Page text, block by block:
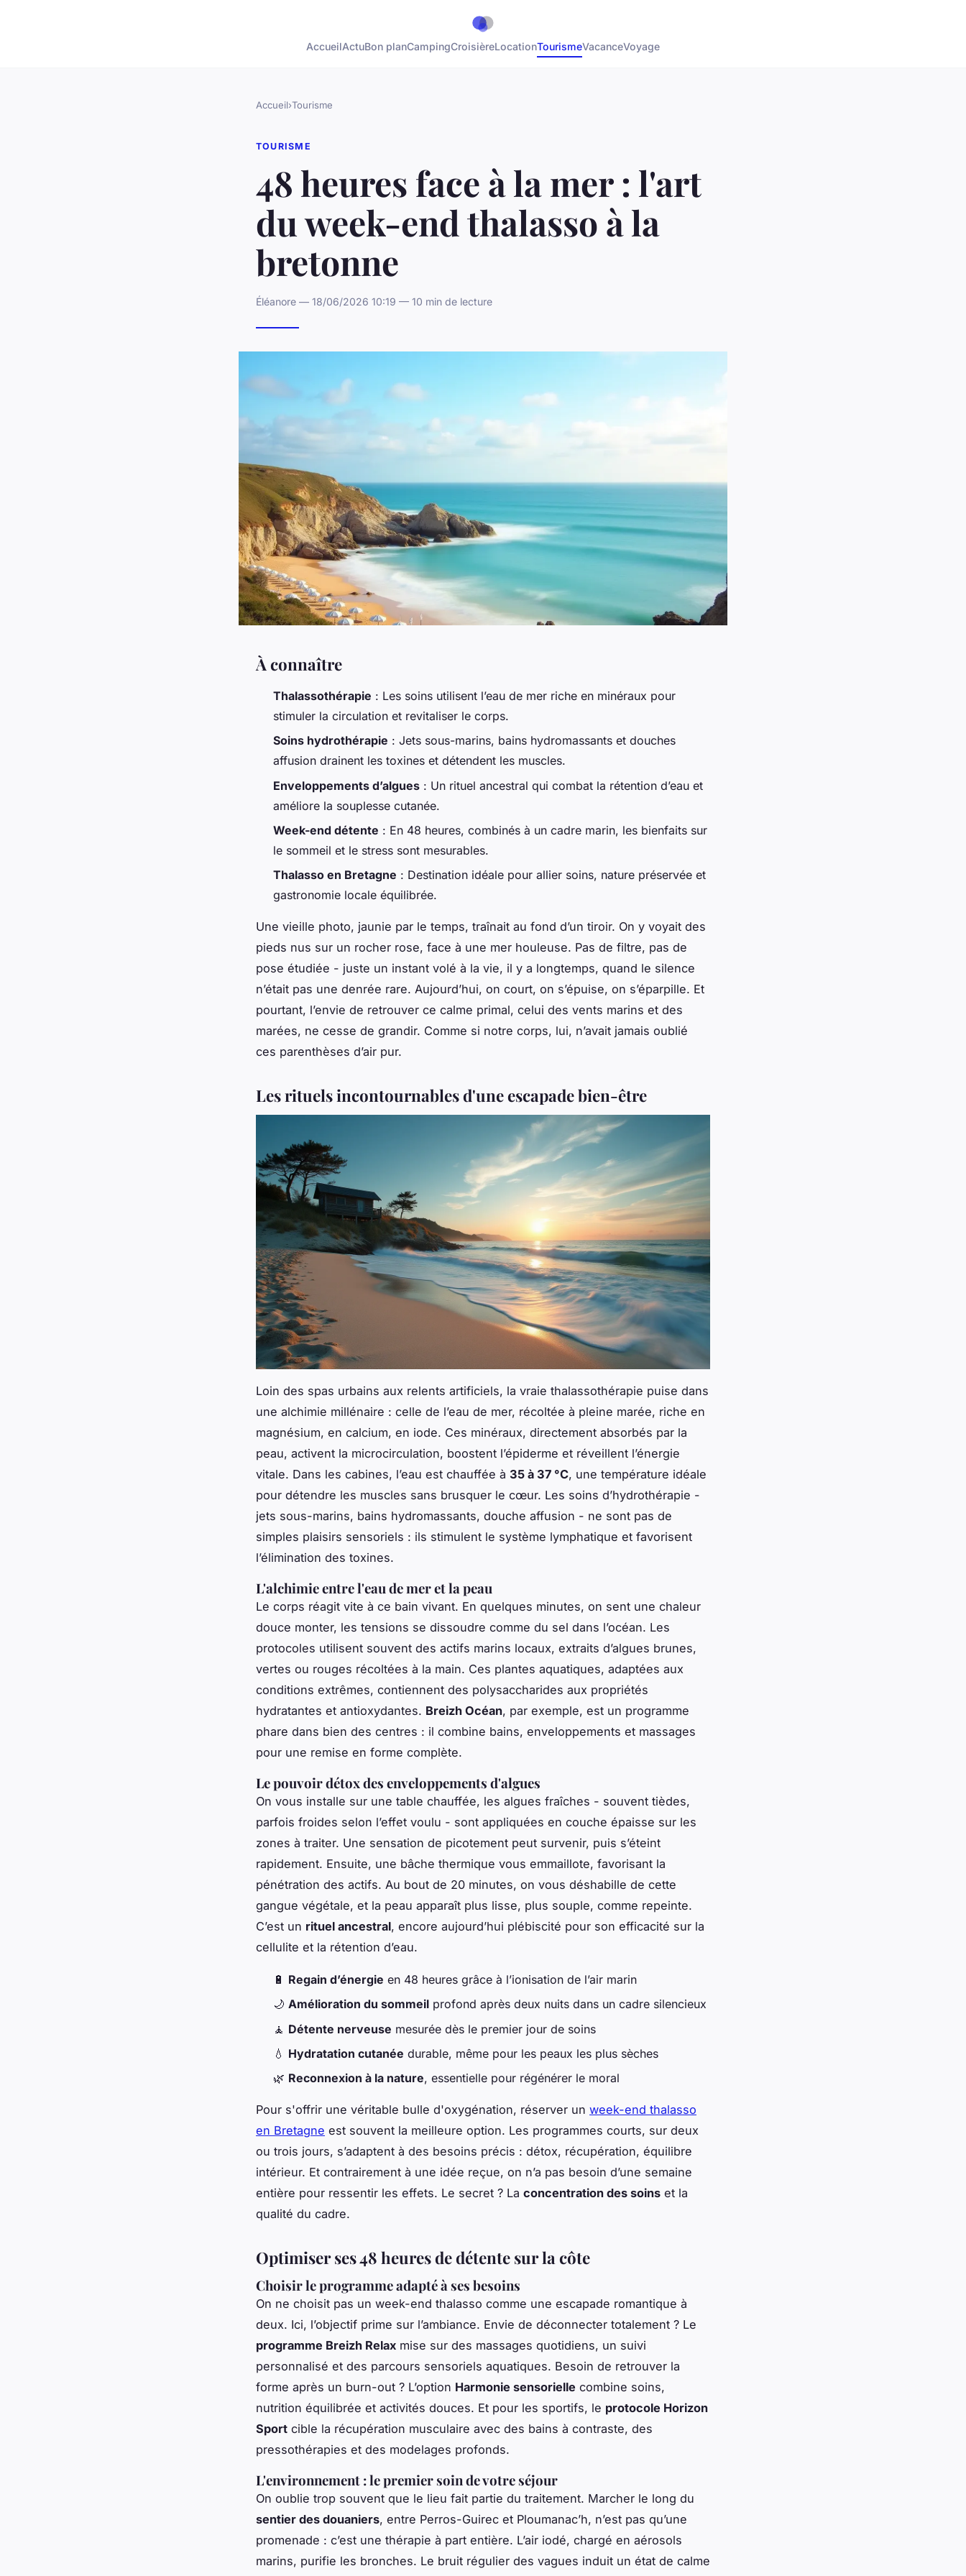
AccueilActuBon planCampingCroisièreLocationTourismeVacanceVoyage
Accueil›Tourisme
TOURISME
48 heures face à la mer : l'art
du week-end thalasso à la
bretonne
Éléanore — 18/06/2026 10:19 — 10 min de lecture
À connaître
Thalassothérapie : Les soins utilisent l’eau de mer riche en minéraux pour
stimuler la circulation et revitaliser le corps.
Soins hydrothérapie : Jets sous-marins, bains hydromassants et douches
affusion drainent les toxines et détendent les muscles.
Enveloppements d’algues : Un rituel ancestral qui combat la rétention d’eau et
améliore la souplesse cutanée.
Week-end détente : En 48 heures, combinés à un cadre marin, les bienfaits sur
le sommeil et le stress sont mesurables.
Thalasso en Bretagne : Destination idéale pour allier soins, nature préservée et
gastronomie locale équilibrée.
Une vieille photo, jaunie par le temps, traînait au fond d’un tiroir. On y voyait des
pieds nus sur un rocher rose, face à une mer houleuse. Pas de filtre, pas de
pose étudiée - juste un instant volé à la vie, il y a longtemps, quand le silence
n’était pas une denrée rare. Aujourd’hui, on court, on s’épuise, on s’éparpille. Et
pourtant, l’envie de retrouver ce calme primal, celui des vents marins et des
marées, ne cesse de grandir. Comme si notre corps, lui, n’avait jamais oublié
ces parenthèses d’air pur.
Les rituels incontournables d'une escapade bien-être
Loin des spas urbains aux relents artificiels, la vraie thalassothérapie puise dans
une alchimie millénaire : celle de l’eau de mer, récoltée à pleine marée, riche en
magnésium, en calcium, en iode. Ces minéraux, directement absorbés par la
peau, activent la microcirculation, boostent l’épiderme et réveillent l’énergie
vitale. Dans les cabines, l’eau est chauffée à 35 à 37 °C, une température idéale
pour détendre les muscles sans brusquer le cœur. Les soins d’hydrothérapie -
jets sous-marins, bains hydromassants, douche affusion - ne sont pas de
simples plaisirs sensoriels : ils stimulent le système lymphatique et favorisent
l’élimination des toxines.
L'alchimie entre l'eau de mer et la peau
Le corps réagit vite à ce bain vivant. En quelques minutes, on sent une chaleur
douce monter, les tensions se dissoudre comme du sel dans l’océan. Les
protocoles utilisent souvent des actifs marins locaux, extraits d’algues brunes,
vertes ou rouges récoltées à la main. Ces plantes aquatiques, adaptées aux
conditions extrêmes, contiennent des polysaccharides aux propriétés
hydratantes et antioxydantes. Breizh Océan, par exemple, est un programme
phare dans bien des centres : il combine bains, enveloppements et massages
pour une remise en forme complète.
Le pouvoir détox des enveloppements d'algues
On vous installe sur une table chauffée, les algues fraîches - souvent tièdes,
parfois froides selon l’effet voulu - sont appliquées en couche épaisse sur les
zones à traiter. Une sensation de picotement peut survenir, puis s’éteint
rapidement. Ensuite, une bâche thermique vous emmaillote, favorisant la
pénétration des actifs. Au bout de 20 minutes, on vous déshabille de cette
gangue végétale, et la peau apparaît plus lisse, plus souple, comme repeinte.
C’est un rituel ancestral, encore aujourd’hui plébiscité pour son efficacité sur la
cellulite et la rétention d’eau.
🔋 Regain d’énergie en 48 heures grâce à l’ionisation de l’air marin
🌙 Amélioration du sommeil profond après deux nuits dans un cadre silencieux
🧘 Détente nerveuse mesurée dès le premier jour de soins
💧 Hydratation cutanée durable, même pour les peaux les plus sèches
🌿 Reconnexion à la nature, essentielle pour régénérer le moral
Pour s'offrir une véritable bulle d'oxygénation, réserver un week-end thalasso
en Bretagne est souvent la meilleure option. Les programmes courts, sur deux
ou trois jours, s’adaptent à des besoins précis : détox, récupération, équilibre
intérieur. Et contrairement à une idée reçue, on n’a pas besoin d’une semaine
entière pour ressentir les effets. Le secret ? La concentration des soins et la
qualité du cadre.
Optimiser ses 48 heures de détente sur la côte
Choisir le programme adapté à ses besoins
On ne choisit pas un week-end thalasso comme une escapade romantique à
deux. Ici, l’objectif prime sur l’ambiance. Envie de déconnecter totalement ? Le
programme Breizh Relax mise sur des massages quotidiens, un suivi
personnalisé et des parcours sensoriels aquatiques. Besoin de retrouver la
forme après un burn-out ? L’option Harmonie sensorielle combine soins,
nutrition équilibrée et activités douces. Et pour les sportifs, le protocole Horizon
Sport cible la récupération musculaire avec des bains à contraste, des
pressothérapies et des modelages profonds.
L'environnement : le premier soin de votre séjour
On oublie trop souvent que le lieu fait partie du traitement. Marcher le long du
sentier des douaniers, entre Perros-Guirec et Ploumanac’h, n’est pas qu’une
promenade : c’est une thérapie à part entière. L’air iodé, chargé en aérosols
marins, purifie les bronches. Le bruit régulier des vagues induit un état de calme